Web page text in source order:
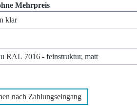
Mehrpreisauswählen
nach Zahlungseingang